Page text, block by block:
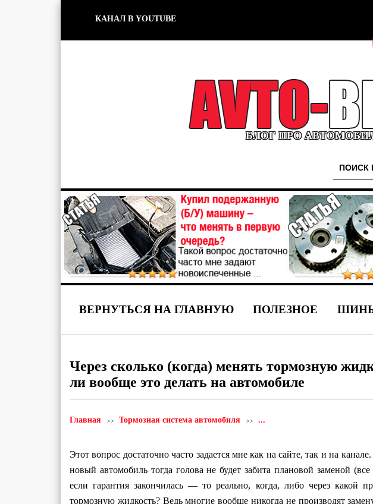
КАНАЛ В YOUTUBE
БЛОГ ПРО
ВЕРНУТЬСЯ НА ГЛАВНУЮ ПОЛЕЗНОЕ
Через сколько (когда) менять тормозную
ли вообще это делать на автомобиле
Главная Тормозная система автомобиля ...
Этот вопрос достаточно часто задается мне как на сайте, так и на
новый автомобиль тогда голова не будет забита плановой заменой
если гарантия закончилась — то реально, когда, либо через какой
тормозную жидкость? Ведь многие вообще никогда не производят